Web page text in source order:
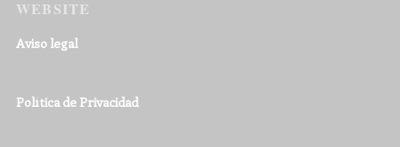
WEBSITE
Aviso legal
Política de Privacidad